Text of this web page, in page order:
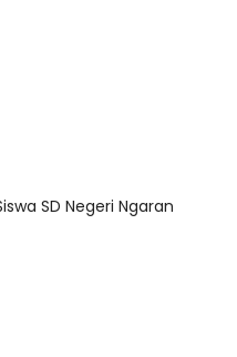
SD Negeri Ngaran